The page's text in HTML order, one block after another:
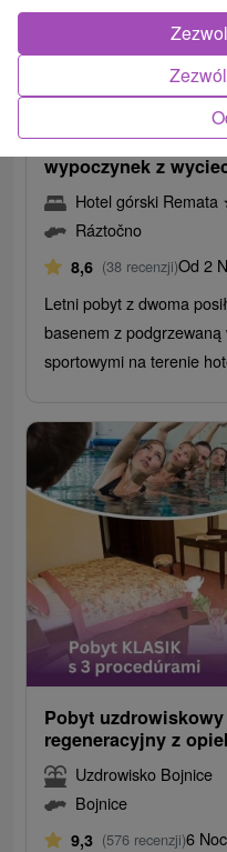
Lato z Rematą:
wypoczynek z
Hotel górski Remata
Ráztočno
8,6 (38 recenzji)Od 2
Letni pobyt z dwoma
basenem z
sportowymi na terenie
Pobyt
regeneracyjny z
Uzdrowisko Bojnice
Bojnice
9,3 (576 recenzji)6